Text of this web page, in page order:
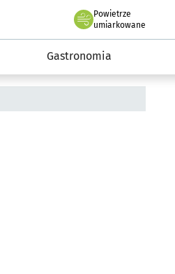
Powietrze
we Wrocławiu
umiarkowane
Gastronomia